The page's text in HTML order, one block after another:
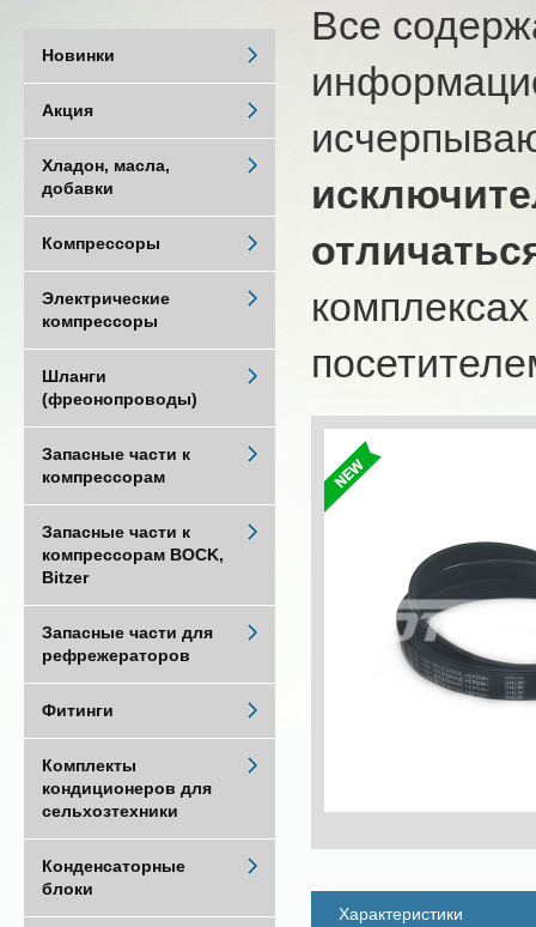
Все
Характеристики
Новинки
Акция
Хладон, масла,
добавки
Компрессоры
Электрические
компрессоры
Шланги
(фреонопроводы)
Запасные части к
компрессорам
Запасные части к
компрессорам BOCK,
Bitzer
Запасные части для
рефрежераторов
Фитинги
Комплекты
кондиционеров для
сельхозтехники
Конденсаторные
блоки